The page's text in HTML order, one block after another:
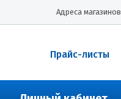
Адреса магазинов
Прайс-листы